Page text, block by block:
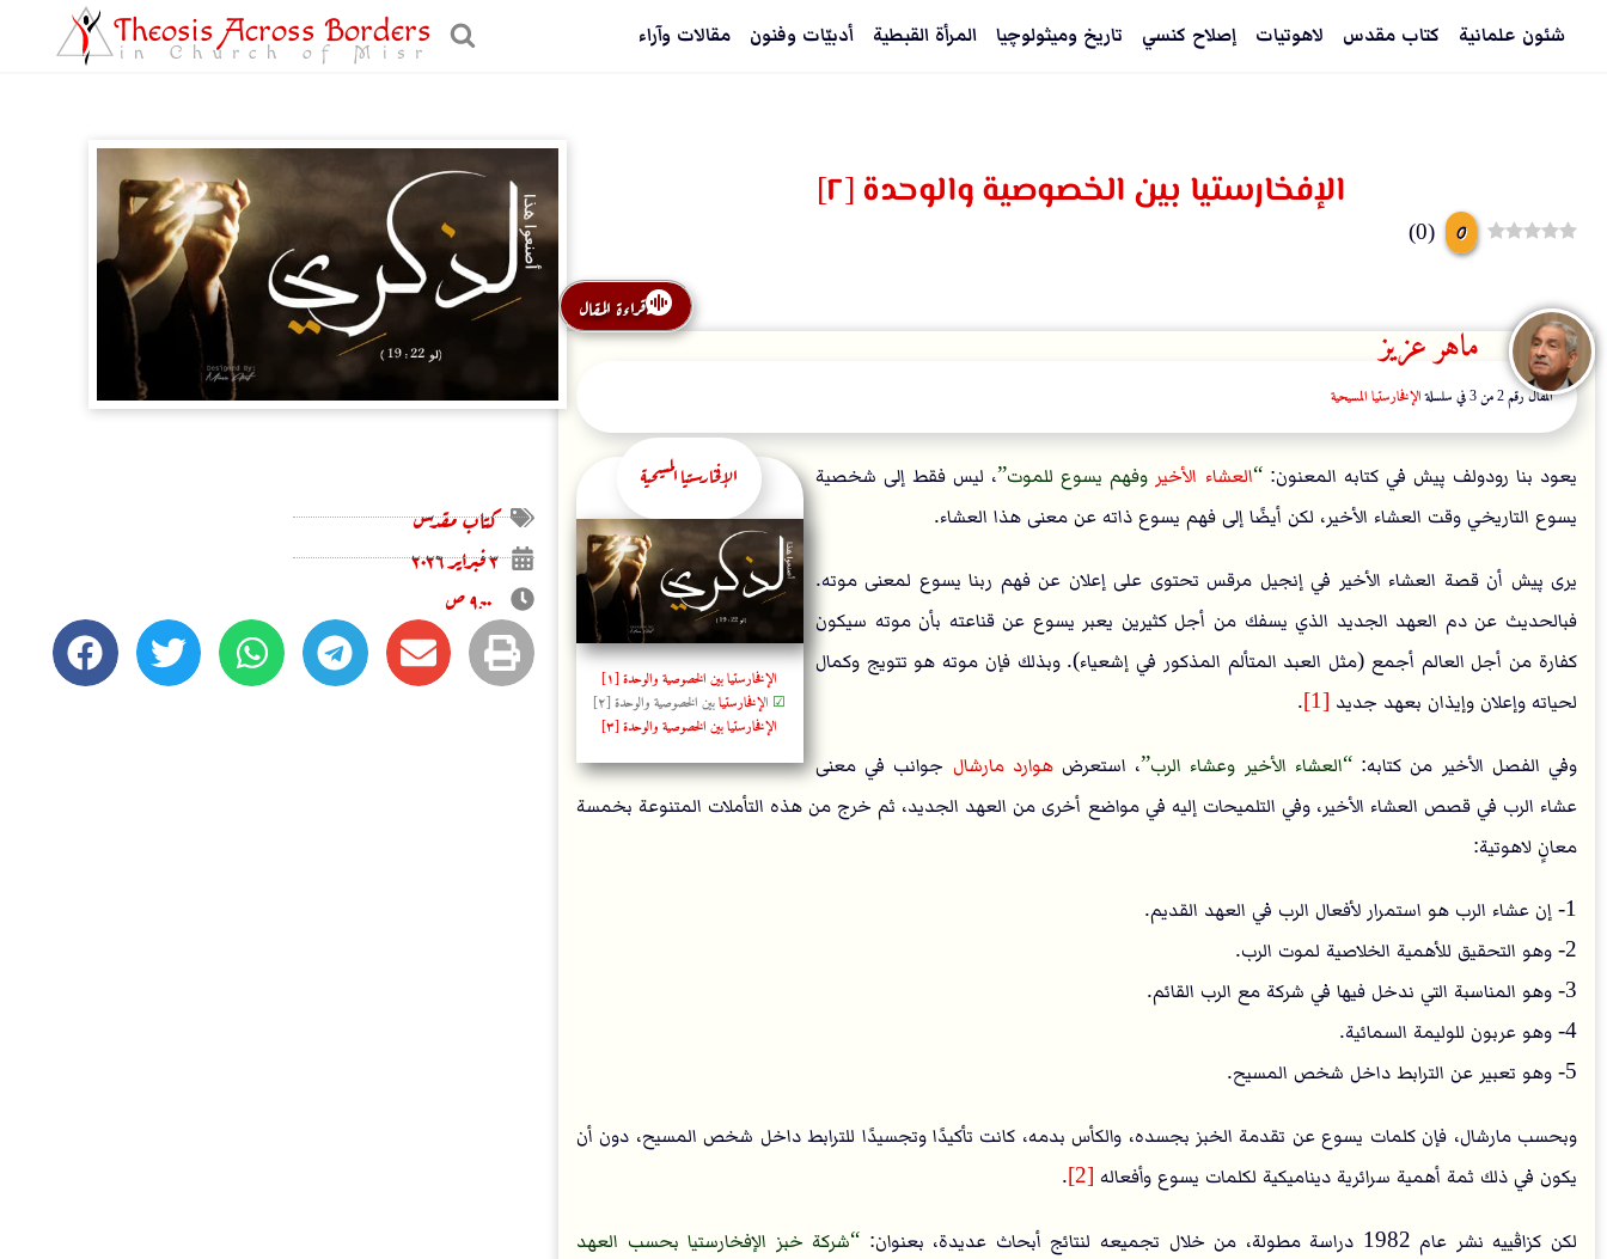
شئون علمانية كتاب مقدس لاهوتيات إصلاح كنسي تاريخ وميثولوچيا المرأة القبطية أدبيّات وفنون مقالات وآراء Theosis Across Borders
in Church of Misr
الإفخارستيا بين الخصوصية والوحدة [٢]
0
(
0
)
قراءة المقال
ماهر عزيز
المقال رقم 2 من 3 في سلسلة الإفخارستيا المسيحية
الإفخارستيا المسيحية
الإفخارستيا بين الخصوصية والوحدة [١]
☑ الإفخارستيابين الخصوصية والوحدة [٢]
الإفخارستيا بين الخصوصية والوحدة [٣]
يعود بنا رودولف پيش في كتابه المعنون: العشاء الأخير وفهم يسوع للموت ، ليس فقط إلى شخصية
يسوع التاريخي وقت العشاء الأخير، لكن أيضًا إلى فهم يسوع ذاته عن معنى هذا العشاء.
يرى پيش أن قصة العشاء الأخير في إنجيل مرقس تحتوى على إعلان عن فهم ربنا يسوع لمعنى موته.
فبالحديث عن دم العهد الجديد الذي يسفك من أجل كثيرين يعبر يسوع عن قناعته بأن موته سيكون
كفارة من أجل العالم أجمع (مثل العبد المتألم المذكور في إشعياء). وبذلك فإن موته هو تتويج وكمال
لحياته وإعلان وإيذان بعهد جديد [1]
.
وفي الفصل الأخير من كتابه: العشاء الأخير وعشاء الرب ، استعرضهوارد مارشال جوانب في معنى
عشاء الرب في قصص العشاء الأخير، وفي التلميحات إليه في مواضع أخرى من العهد الجديد، ثم خرج من هذه التأملات المتنوعة بخمسة
معانٍ لاهوتية:
1- إن عشاء الرب هو استمرار لأفعال الرب في العهد القديم.
2- وهو التحقيق للأهمية الخلاصية لموت الرب.
3- وهو المناسبة التي ندخل فيها في شركة مع الرب القائم.
4- وهو عربون للوليمة السمائية.
5- وهو تعبير عن الترابط داخل شخص المسيح.
وبحسب مارشال، فإن كلمات يسوع عن تقدمة الخبز بجسده، والكأس بدمه، كانت تأكيدًا وتجسيدًا للترابط داخل شخص المسيح، دون أن
يكون في ذلك ثمة أهمية سرائرية ديناميكية لكلمات يسوع وأفعاله [2]
.
لكن كزاڤييه نشر عام 1982 دراسة مطولة، من خلال تجميعه لنتائج أبحاث عديدة، بعنوان:
شركة خبز الإفخارستيا بحسب العهد
كتاب مقدس
۳ فبراير ۲۰۲٦
۹:۰۰ ص